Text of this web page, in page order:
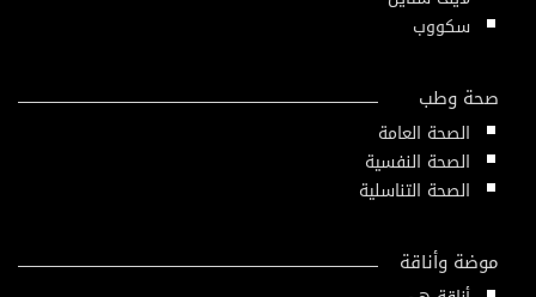
سكووب
صحة وطب
الصحة العامة
الصحة النفسية
الصحة التناسلية
موضة وأناقة